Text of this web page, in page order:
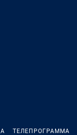
ТЕЛЕПРОГРАММА